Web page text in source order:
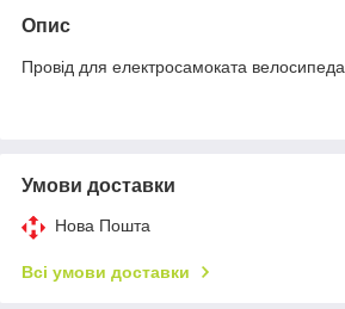
Опис
Провід для електросамоката велосипеда
Умови доставки
Нова Пошта
Всі умови доставки